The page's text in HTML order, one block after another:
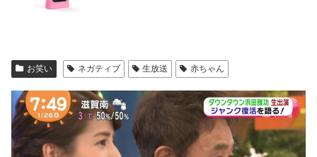
お笑い ネガティブ 生放送 赤ちゃん